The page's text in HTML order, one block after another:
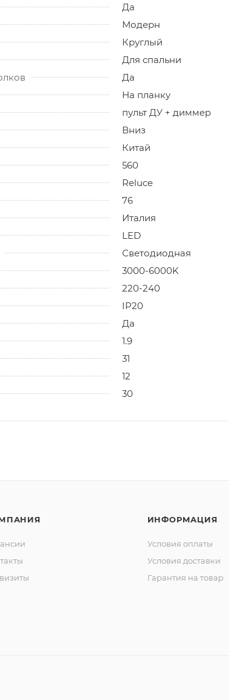
Да
Модерн
Круглый
Для спальни
Да
На планку
пульт ДУ + диммер
Вниз
Китай
560
Reluce
76
Италия
LED
Светодиодная
3000-6000K
220-240
IP20
Да
1.9
31
12
30
ИНФОРМАЦИЯ
Условия оплаты
Условия доставки
Гарантия на товар